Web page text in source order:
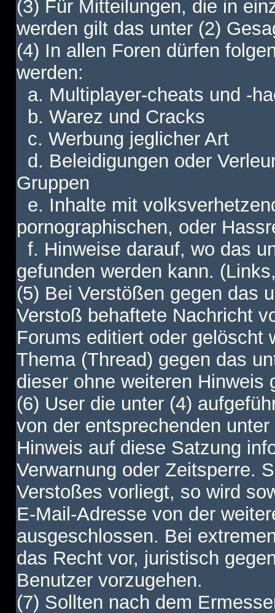
(3) Für Mitteilungen, die in
werden gilt das unter (2)
(4) In allen Foren dürfen
werden:
a. Multiplayer-cheats und -
b. Warez und Cracks
c. Werbung jeglicher Art
d. Beleidigungen oder
Gruppen
e. Inhalte mit
pornographischen, oder
f. Hinweise darauf, wo das
gefunden werden kann.
(5) Bei Verstößen gegen das
Verstoß behaftete Nachricht
Forums editiert oder gelöscht
Thema (Thread) gegen das
dieser ohne weiteren Hinweis
(6) User die unter (4)
von der entsprechenden
Hinweis auf diese Satzung
Verwarnung oder Zeitsperre.
Verstoßes vorliegt, so wird
E-Mail-Adresse von der
ausgeschlossen. Bei
das Recht vor, juristisch
Benutzer vorzugehen.
(7) Sollten nach dem